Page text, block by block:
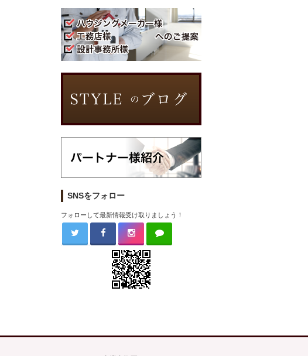
SNSをフォロー
フォローして最新情報受け取りましょう！